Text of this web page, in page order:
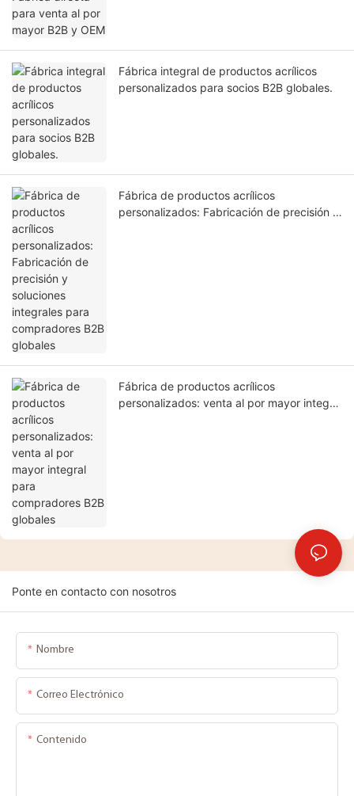
Fábrica integral de productos acrílicos
personalizados para socios B2B globales.
Fábrica de productos acrílicos
personalizados: Fabricación de precisión y
Fábrica de productos acrílicos
personalizados: venta al por mayor integral
Ponte en contacto con nosotros
Nombre
Correo Electrónico
Contenido